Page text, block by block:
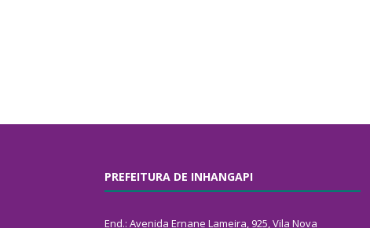
PREFEITURA DE INHANGAPI
End.: Avenida Ernane Lameira, 925, Vila Nova